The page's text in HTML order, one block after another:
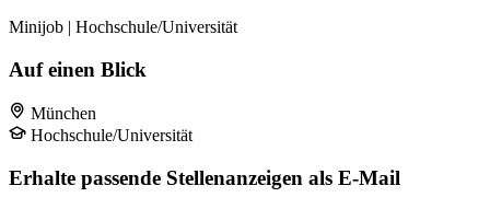
Minijob | Hochschule/Universität
Auf einen Blick
München
Hochschule/Universität
Erhalte passende Stellenanzeigen als E-Mail